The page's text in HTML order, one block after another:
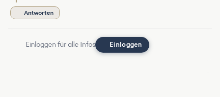
Antworten
Einloggen für alle Infos Einloggen